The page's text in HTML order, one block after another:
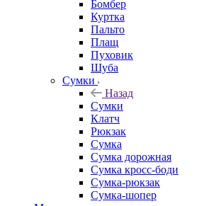
Бомбер
Куртка
Пальто
Плащ
Пуховик
Шуба
Сумки
Назад
Сумки
Клатч
Рюкзак
Сумка
Сумка дорожная
Сумка кросс-боди
Сумка-рюкзак
Сумка-шопер